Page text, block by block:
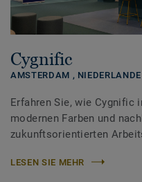
Cygnific
AMSTERDAM , NIEDERLANDE
Erfahren Sie, wie Cygnific
modernen Farben und
zukunftsorientierten
LESEN SIE MEHR